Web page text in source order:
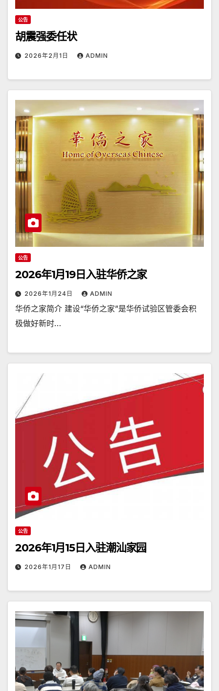
公告
胡震强委任状
2026年2月1日 ADMIN
公告
2026年1月19日入驻华侨之家
2026年1月24日 ADMIN
华侨之家简介 建设“华侨之家”是华侨试验区管委会积
极做好新时…
公告
2026年1月15日入驻潮汕家园
2026年1月17日 ADMIN